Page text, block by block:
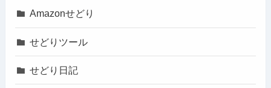
Amazonせどり
せどりツール
せどり日記